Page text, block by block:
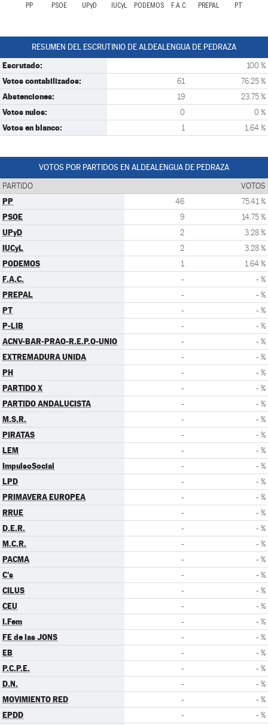
PP PSOE UPyD IUCyL PODEMOS F.A.C. PREPAL PT
RESUMEN DEL ESCRUTINIO DE ALDEALENGUA DE PEDRAZA
Escrutado: 100 %
Votos contabilizados: 61 76.25 %
Abstenciones: 19 23.75 %
Votos nulos: 0 0 %
Votos en blanco: 1 1.64 %
VOTOS POR PARTIDOS EN ALDEALENGUA DE PEDRAZA
PARTIDO VOTOS
PP 46 75.41 %
PSOE 9 14.75 %
UPyD 2 3.28 %
IUCyL 2 3.28 %
PODEMOS 1 1.64 %
F.A.C. - - %
PREPAL - - %
PT - - %
P-LIB - - %
ACNV-BAR-PRAO-R.E.P.O-UNIO - - %
EXTREMADURA UNIDA - - %
PH - - %
PARTIDO X - - %
PARTIDO ANDALUCISTA - - %
M.S.R. - - %
PIRATAS - - %
LEM - - %
ImpulsoSocial - - %
LPD - - %
PRIMAVERA EUROPEA - - %
RRUE - - %
D.E.R. - - %
M.C.R. - - %
PACMA - - %
C's - - %
CILUS - - %
CEU - - %
I.Fem - - %
FE de las JONS - - %
EB - - %
P.C.P.E. - - %
D.N. - - %
MOVIMIENTO RED - - %
EPDD - - %